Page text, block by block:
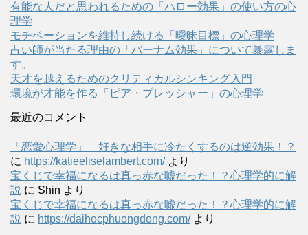
有能な人だと思われるための「ハロー効果」の使い方の心
理学
モチベーションを維持し続ける「曖昧目標」の心理学
占い師が当たる理由の「バーナム効果」について暴露しま
す。
天才を越えるためのクリティカルシンキング入門
環境が才能を作る「ピア・プレッシャー」の心理学
最近のコメント
「恋愛心理学」 好きな相手に冷たくするのは逆効果！？
に https://katieeliselambert.com/より
宝くじで幸福になるは真っ赤な嘘だった！？心理学的に解
説 に Shin より
宝くじで幸福になるは真っ赤な嘘だった！？心理学的に解
説 に https://daihocphuongdong.com/より